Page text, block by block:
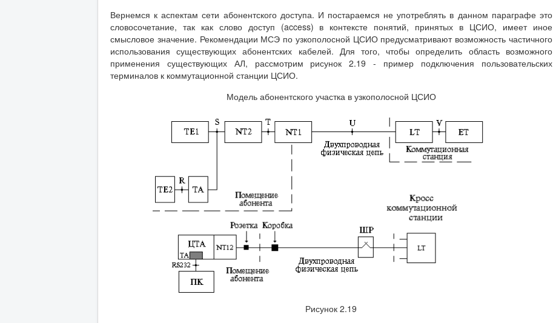
Вернемся к аспектам сети абонентского доступа. И постараемся не употреблять в данном параграфе это
словосочетание, так как слово доступ (access) в контексте понятий, принятых в ЦСИО, имеет иное
смысловое значение. Рекомендации МСЭ по узкополосной ЦСИО предусматривают возможность частичного
использования существующих абонентских кабелей. Для того, чтобы определить область возможного
применения существующих АЛ, рассмотрим рисунок 2.19 - пример подключения пользовательских
терминалов к коммутационной станции ЦСИО.
Модель абонентского участка в узкополосной ЦСИО
Рисунок 2.19